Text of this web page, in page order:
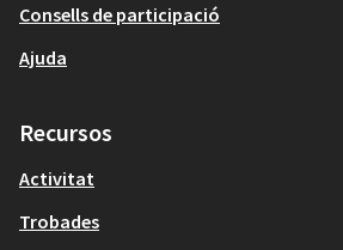
Consells de participació
Ajuda
Recursos
Activitat
Trobades